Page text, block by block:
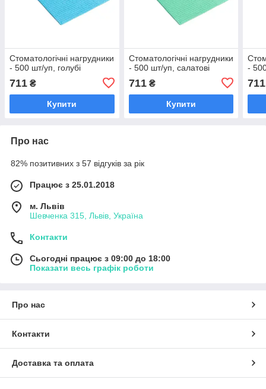
Стоматологічні нагрудники
- 500 шт/уп, голубі
711 ₴
Купити
Стоматологічні нагрудники
- 500 шт/уп, салатові
711₴
Купити
-
711
Про нас
82% позитивних з 57 відгуків за рік
Працює з 25.01.2018
м. Львів
Шевченка 315, Львів, Україна
Контакти
Сьогодні працює з 09:00 до 18:00
Показати весь графік роботи
Про нас
Контакти
Доставка та оплата